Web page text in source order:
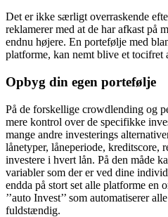
Det er ikke særligt overraskende
reklamerer med at de har afkast på
endnu højere. En portefølje med
platforme, kan nemt blive et tocifret
Opbyg din egen portefølje
På de forskellige crowdlending og
mere kontrol over de specifikke
mange andre investerings
lånetyper, låneperiode, kreditscore,
investere i hvert lån. På den måde
variabler som der er ved dine
endda på stort set alle platforme en
’’auto Invest’’ som automatiserer
fuldstændig.